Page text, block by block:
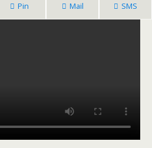
Pin Mail SMS